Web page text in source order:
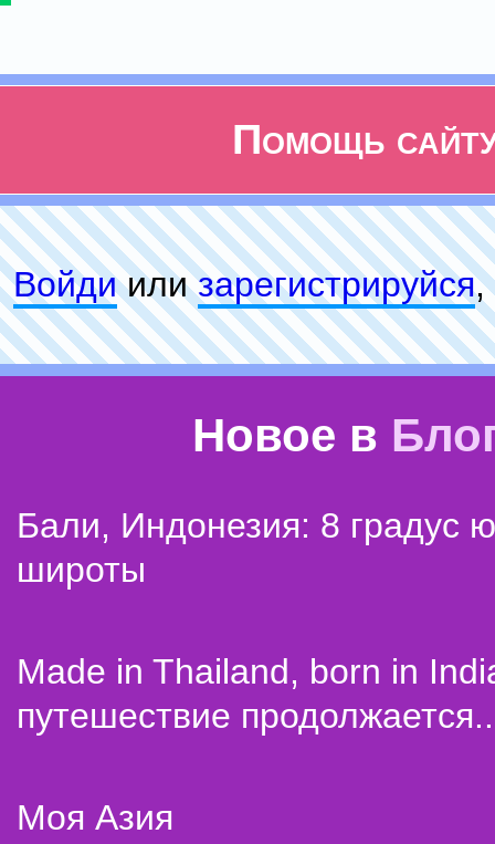
Помощь
Войдиилизарeгиcтpируйся,
Новое в
Бали, Индонезия: 8 градус
широты
Made in Thailand, born in
путешествие
Моя Азия